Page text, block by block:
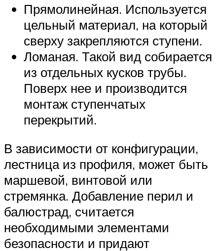
Прямолинейная. Используется
цельный материал, на который
сверху закрепляются ступени.
Ломаная. Такой вид собирается
из отдельных кусков трубы.
Поверх нее и производится
монтаж ступенчатых
перекрытий.
В зависимости от конфигурации,
лестница из профиля, может быть
маршевой, винтовой или
стремянка. Добавление перил и
балюстрад, считается
необходимыми элементами
безопасности и придают